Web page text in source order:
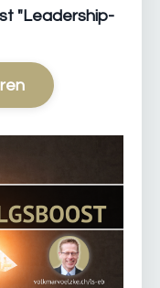
"Leadership-